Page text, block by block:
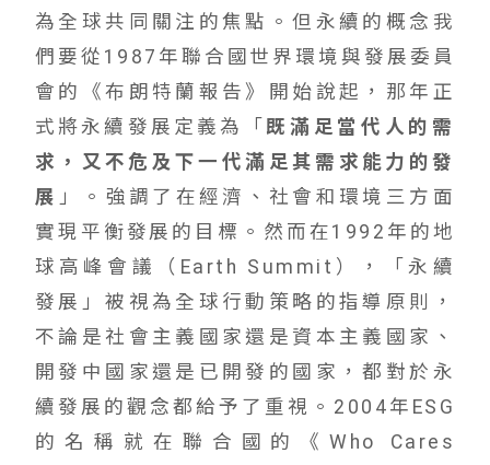
為全球共同關注的焦點。但永續的概念我
們要從1987年聯合國世界環境與發展委員
會的《布朗特蘭報告》開始說起，那年正
式將永續發展定義為「 既滿足當代人的需
求，又不危及下一代滿足其需求能力的發
展 」。強調了在經濟、社會和環境三方面
實現平衡發展的目標。然而在1992年的地
球高峰會議（Earth Summit），「永續
發展」被視為全球行動策略的指導原則，
不論是社會主義國家還是資本主義國家、
開發中國家還是已開發的國家，都對於永
續發展的觀念都給予了重視。2004年ESG
的名稱就在聯合國的《Who Cares